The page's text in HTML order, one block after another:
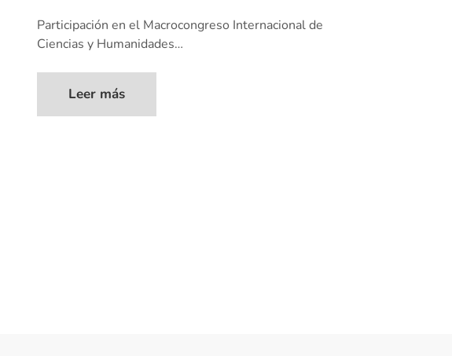
Participación en el Macrocongreso Internacional de
Ciencias y Humanidades…
Leer más